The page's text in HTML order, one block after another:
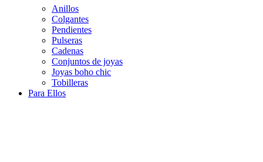
Anillos
Colgantes
Pendientes
Pulseras
Cadenas
Conjuntos de joyas
Joyas boho chic
Tobilleras
Para Ellos